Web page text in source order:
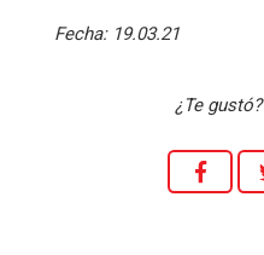
Fecha: 19.03.21
¿Te